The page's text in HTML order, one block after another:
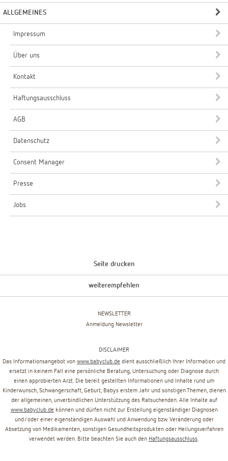
ALLGEMEINES
Impressum
Über uns
Kontakt
Haftungsausschluss
AGB
Datenschutz
Consent Manager
Presse
Jobs
Seite drucken
weiterempfehlen
NEWSLETTER
Anmeldung Newsletter
DISCLAIMER
Das Informationsangebot von www.babyclub.de dient ausschließlich Ihrer Information und
ersetzt in keinem Fall eine persönliche Beratung, Untersuchung oder Diagnose durch
einen approbierten Arzt. Die bereit gestellten Informationen und Inhalte rund um
Kinderwunsch, Schwangerschaft, Geburt, Babys erstem Jahr und sonstigen Themen, dienen
der allgemeinen, unverbindlichen Unterstützung des Ratsuchenden. Alle Inhalte auf
www.babyclub.de können und dürfen nicht zur Erstellung eigenständiger Diagnosen
und/oder einer eigenständigen Auswahl und Anwendung bzw. Veränderung oder
Absetzung von Medikamenten, sonstigen Gesundheitsprodukten oder Heilungsverfahren
verwendet werden. Bitte beachten Sie auch den Haftungsausschluss.